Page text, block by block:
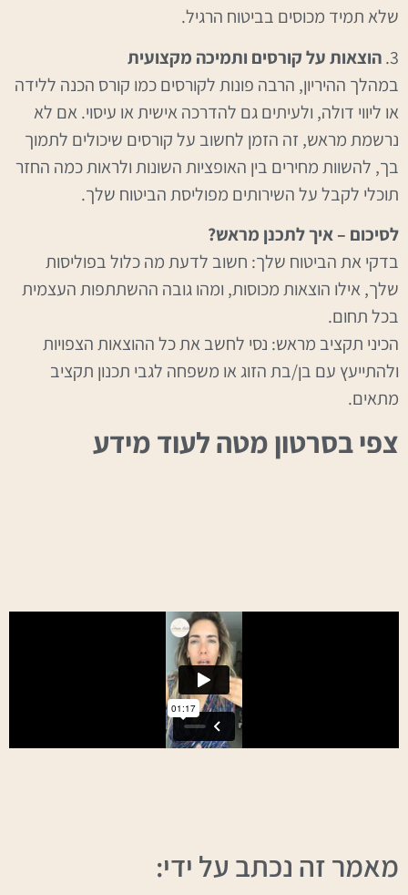
שלא תמיד מכוסים בביטוח הרגיל.
3. הוצאות על קורסים ותמיכה מקצועית
במהלך ההיריון, הרבה פונות לקורסים כמו קורס הכנה ללידה
או ליווי דולה, ולעיתים גם להדרכה אישית או עיסוי. אם לא
נרשמת מראש, זה הזמן לחשוב על קורסים שיכולים לתמוך
בך, להשוות מחירים בין האופציות השונות ולראות כמה החזר
תוכלי לקבל על השירותים מפוליסת הביטוח שלך.
לסיכום – איך לתכנן מראש?
בדקי את הביטוח שלך: חשוב לדעת מה כלול בפוליסות
שלך, אילו הוצאות מכוסות, ומהו גובה ההשתתפות העצמית
בכל תחום.
הכיני תקציב מראש: נסי לחשב את כל ההוצאות הצפויות
ולהתייעץ עם בן/בת הזוג או משפחה לגבי תכנון תקציב
מתאים.
צפי בסרטון מטה לעוד מידע
מאמר זה נכתב על ידי: